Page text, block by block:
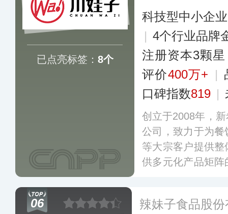
已点亮标签： 8个
科技型中小企业
| 4个行业品牌
注册资本3颗星
评价400万+ |
口碑指数819 |
创立于2008年，
公司，致力于为
等大宗客户提供
供多元化产品矩
欧洲等国家和地
06 辣妹子食品股